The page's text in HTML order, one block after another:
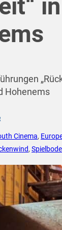
Hohenems
Cinema,
,